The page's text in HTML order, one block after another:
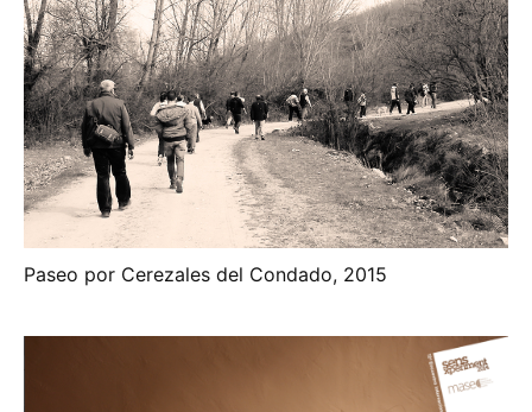
Paseo por Cerezales del Condado, 2015